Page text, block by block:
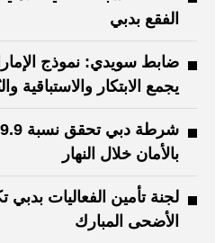
الفقع بدبي
ضابط سويدي: نموذج
يجمع الابتكار والاستباقية
بالأمان خلال النهار
لجنة تأمين الفعاليات بدبي
الأضحى المبارك